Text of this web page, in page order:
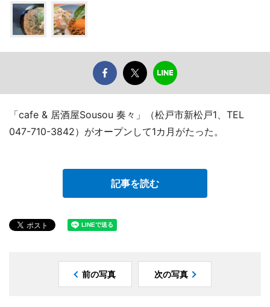
「cafe & 居酒屋Sousou 奏々」（松戸市新松戸1、TEL
047-710-3842）がオープンして1カ月がたった。
記事を読む
前の写真 次の写真